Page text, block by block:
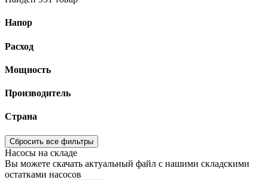
Напор
Расход
Мощность
Производитель
Страна
Сбросить все фильтры
Насосы на складе
Вы можете скачать актуальный файл с нашими складскими
остатками насосов